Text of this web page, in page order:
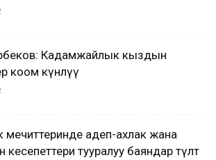
Кадамжайлык кыздын
коом күнөөлүү
мечиттеринде адеп-ахлак жана
кесепеттери тууралуу баяндар өтүлөт